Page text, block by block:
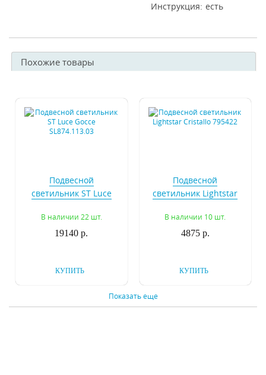
Инструкция есть
Похожие товары
Подвесной
светильник ST Luce
В наличии 22 шт.
19140 р.
КУПИТЬ
Подвесной
светильник Lightstar
В наличии 10 шт.
4875 р.
КУПИТЬ
Показать еще